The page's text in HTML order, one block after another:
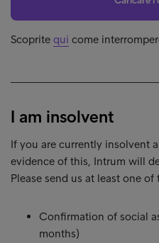
Scoprite qui come
I am insolvent
If you are currently insolvent
evidence of this, Intrum will
Please send us at least one
Confirmation of social
months)